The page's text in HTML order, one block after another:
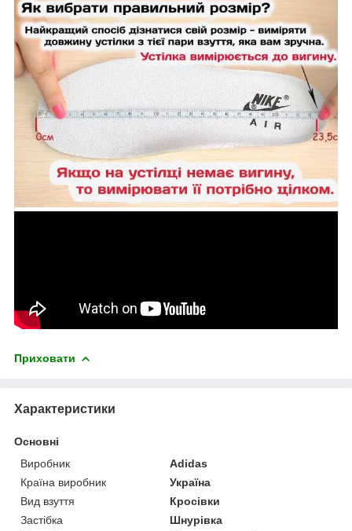
Приховати
Характеристики
Основні
Виробник
Adidas
Країна виробник
Україна
Вид взуття
Кросівки
Застібка
Шнурівка